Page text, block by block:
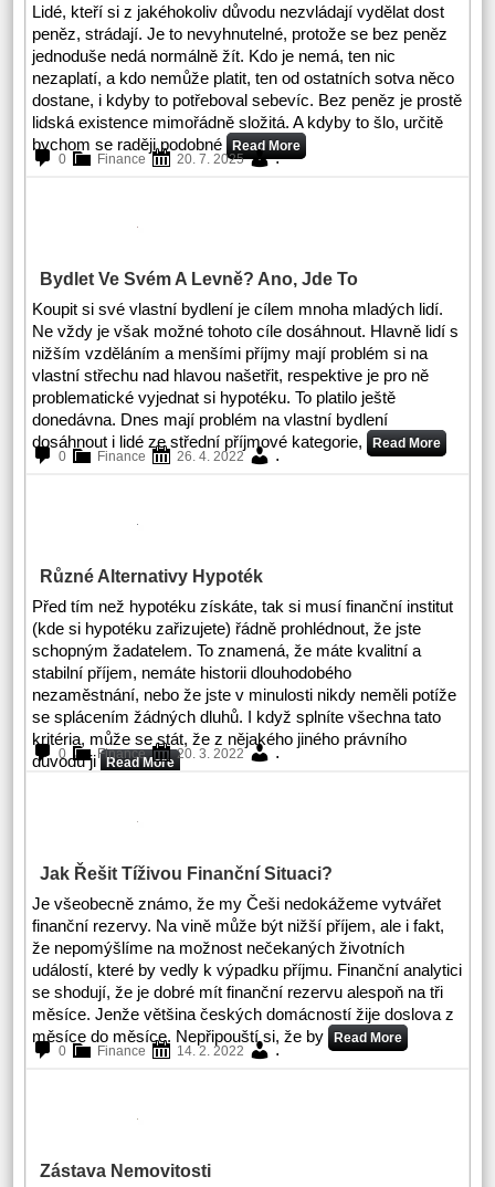
Lidé, kteří si z jakéhokoliv důvodu nezvládají vydělat dost
peněz, strádají. Je to nevyhnutelné, protože se bez peněz
jednoduše nedá normálně žít. Kdo je nemá, ten nic
nezaplatí, a kdo nemůže platit, ten od ostatních sotva něco
dostane, i kdyby to potřeboval sebevíc. Bez peněz je prostě
lidská existence mimořádně složitá. A kdyby to šlo, určitě
bychom se raději podobné Read More
0
Finance 20. 7. 2025 .
Bydlet Ve Svém A Levně? Ano, Jde To
Koupit si své vlastní bydlení je cílem mnoha mladých lidí.
Ne vždy je však možné tohoto cíle dosáhnout. Hlavně lidí s
nižším vzděláním a menšími příjmy mají problém si na
vlastní střechu nad hlavou našetřit, respektive je pro ně
problematické vyjednat si hypotéku. To platilo ještě
donedávna. Dnes mají problém na vlastní bydlení
dosáhnout i lidé ze střední příjmové kategorie, Read More
0
Finance 26. 4. 2022 .
Různé Alternativy Hypoték
Před tím než hypotéku získáte, tak si musí finanční institut
(kde si hypotéku zařizujete) řádně prohlédnout, že jste
schopným žadatelem. To znamená, že máte kvalitní a
stabilní příjem, nemáte historii dlouhodobého
nezaměstnání, nebo že jste v minulosti nikdy neměli potíže
se splácením žádných dluhů. I když splníte všechna tato
kritéria, může se stát, že z nějakého jiného právního
důvodu ji Read More
0 Finance 20. 3. 2022 .
Jak Řešit Tíživou Finanční Situaci?
Je všeobecně známo, že my Češi nedokážeme vytvářet
finanční rezervy. Na vině může být nižší příjem, ale i fakt,
že nepomýšlíme na možnost nečekaných životních
událostí, které by vedly k výpadku příjmu. Finanční analytici
se shodují, že je dobré mít finanční rezervu alespoň na tři
měsíce. Jenže většina českých domácností žije doslova z
měsíce do měsíce. Nepřipouští si, že by Read More
0
Finance 14. 2. 2022 .
Zástava Nemovitosti